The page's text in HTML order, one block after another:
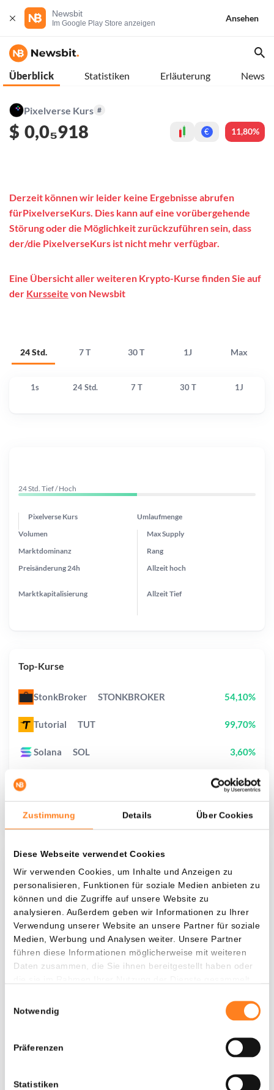
Zustimmung Details Über Cookies
Diese Webseite verwendet Cookies
Wir verwenden Cookies, um Inhalte und Anzeigen zu
personalisieren, Funktionen für soziale Medien anbieten zu
können und die Zugriffe auf unsere Website zu
analysieren. Außerdem geben wir Informationen zu Ihrer
Verwendung unserer Website an unsere Partner für soziale
Medien, Werbung und Analysen weiter. Unsere Partner
führen diese Informationen möglicherweise mit weiteren
Daten zusammen, die Sie ihnen bereitgestellt haben oder
Notwendig
Präferenzen
Statistiken
Newsbit
Im Google Play Store anzeigen
Ansehen
Überblick Statistiken Erläuterung News
Pixelverse Kurs #
$ 0,0₅918 € 11,80%
24 Std. 7 T 30 T 1J Max
Derzeit können wir leider keine Ergebnisse abrufen
fürPixelverseKurs. Dies kann auf eine vorübergehende
Störung oder die Möglichkeit zurückzuführen sein, dass
der/die PixelverseKurs ist nicht mehr verfügbar.
Eine Übersicht aller weiteren Krypto-Kurse finden Sie auf
der Kursseite von Newsbit
1s 24 Std. 7 T 30 T 1J
Was, wenn ich...?
Zie hoeveel waarde je vandaag zou hebben als
je dollar-cost averaging had toegepast op
verschillende cryptocurrencies.
Hätte investiert In
$
24 Std. Tief / Hoch
Pixelverse Kurs Umlaufmenge
Preisänderung 24h
Max Supply
Marktdominanz
Marktkapitalisierung
Volumen
Rang
Allzeithoch
AllzeitTief
Top-Kurse
StonkBroker STONKBROKER 54,10%
Tutorial TUT 99,70%
Solana SOL 3,60%
3,40%